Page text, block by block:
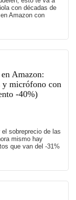
con décadas de
Amazon con
Amazon:
y micrófono con
-40%)
sobreprecio de las
mismo hay
que van del -31%